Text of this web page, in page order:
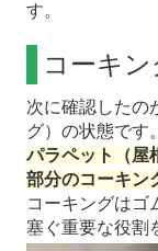
す。
コーキ
次に確認したの
グ）の状態です。
パラペット（屋
部分のコーキン
コーキングはゴ
塞ぐ重要な役割